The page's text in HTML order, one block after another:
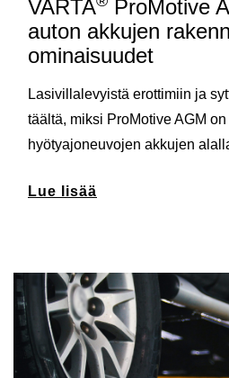
VARTA
ProMotive
auton akkujen
ominaisuudet
Lasivillalevyistä erottimiin ja
täältä, miksi ProMotive AGM
hyötyajoneuvojen akkujen
Lue lisää